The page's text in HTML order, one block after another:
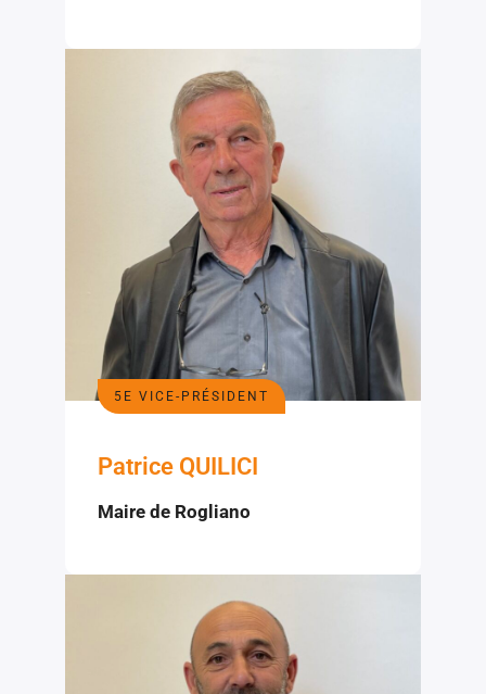
5E VICE-PRÉSIDENT
Patrice QUILICI
Maire de Rogliano